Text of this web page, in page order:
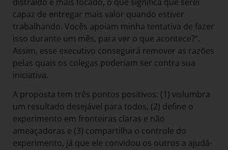
capaz de entregar mais valor quando estiver
trabalhando. Vocês apoiam minha tentativa de fazer
isso durante um mês, para ver o que acontece?”.
Assim, esse executivo conseguirá remover as razões
pelas quais os colegas poderiam ser contra sua
iniciativa.
A proposta tem três pontos positivos: (1) vislumbra
um resultado desejável para todos, (2) define o
experimento em fronteiras claras e não
ameaçadoras e (3) compartilha o controle do
experimento, já que ele convidou os outros a ajudá-